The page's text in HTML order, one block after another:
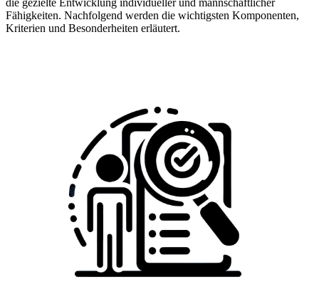
Fähigkeiten. Nachfolgend werden die wichtigsten Komponenten,
Kriterien und Besonderheiten erläutert.